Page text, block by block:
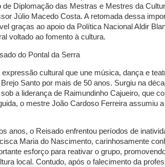
de Diplomação das Mestras e Mestres da
Júlio Macedo Costa. A retomada dessa
graças ao apoio da Política Nacional Aldir
voltado ao fomento à cultura.
do Pontal da Serra
cultural que une música, dança e
Santo por mais de 50 anos. Surgiu na
a liderança de Raimundinho Cajueiro, que
o mestre João Cardoso Ferreira assumiu
anos, o Reisado enfrentou períodos de
Maria do Nascimento, carinhosamente
esforço para reativar o grupo,
local. Contudo, após o falecimento da